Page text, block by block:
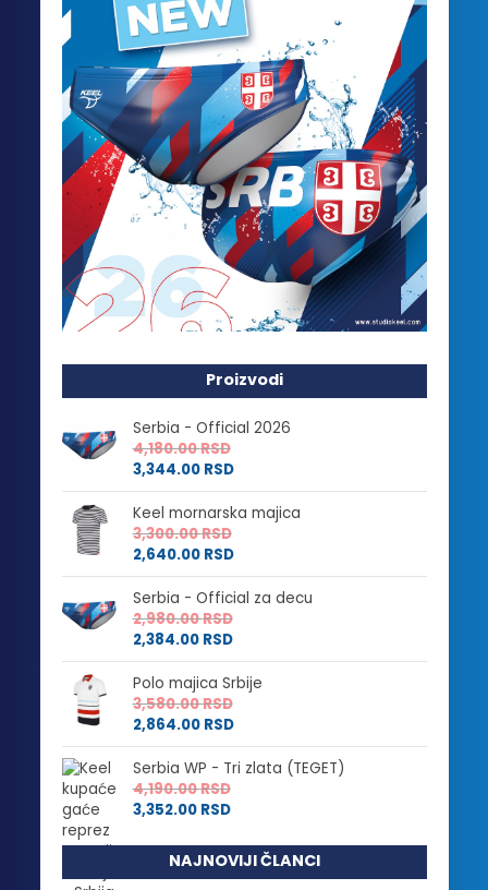
Proizvodi
Serbia - Official 2026
4,180.00RSD
3,344.00 RSD
Keel mornarska majica
3,300.00RSD
2,640.00 RSD
Serbia - Official za decu
2,980.00RSD
2,384.00 RSD
Polo majica Srbije
3,580.00RSD
2,864.00 RSD
Serbia WP - Tri zlata (TEGET)
4,190.00RSD
3,352.00 RSD
NAJNOVIJI ČLANCI